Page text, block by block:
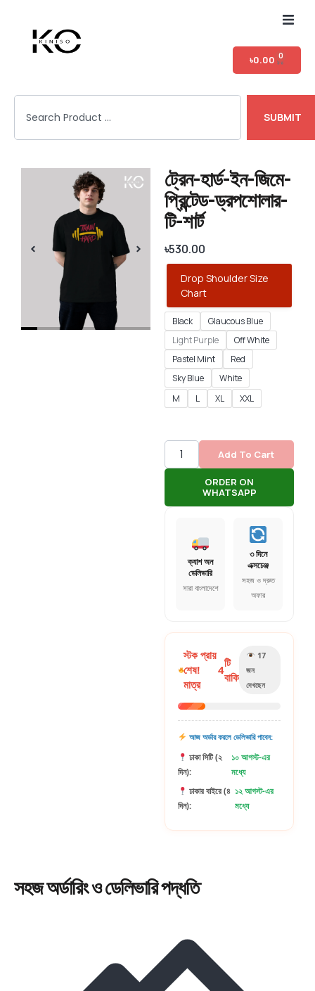
৳0.00 0
SUBMIT
ট্রেন-হার্ড-ইন-জিমে-
প্রিন্টেড-ড্রপশোলার-
টি-শার্ট
৳530.00
Drop Shoulder Size
Chart
Black
Glaucous Blue
Light Purple
Off White
Pastel Mint
Red
Sky Blue
White
M
L XL XXL
Add To Cart
ORDER ON
WHATSAPP
ক্যাশ অন
ডেলিভারি
সারা বাংলাদেশে
৩ দিনে
এক্সচেঞ্জ
সহজ ও দ্রুত
অফার
স্টক প্রায়
শেষ!
মাত্র
4
টি
বাকি
17
জন
দেখছেন
আজ অর্ডার করলে ডেলিভারি পাবেন:
ঢাকা সিটি (২
দিন):
১০ আগস্ট-এর
মধ্যে
ঢাকার বাইরে (৪
দিন):
১২ আগস্ট-এর
মধ্যে
সহজঅর্ডারিংও ডেলিভারি পদ্ধতি